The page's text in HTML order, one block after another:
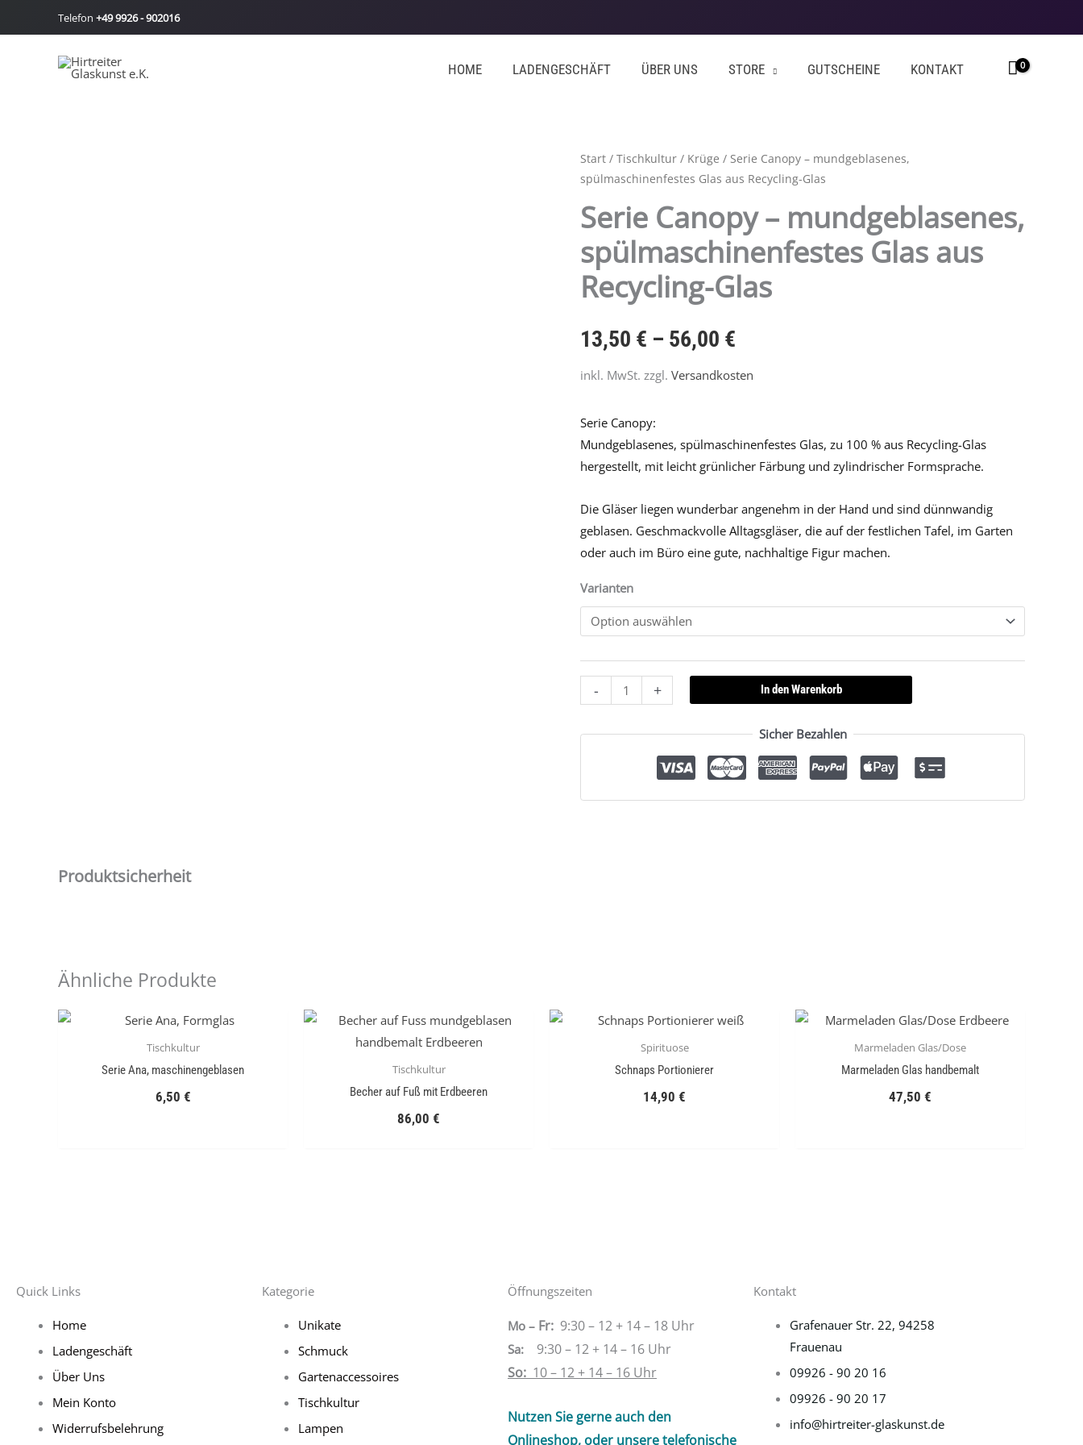
Inhalt
Telefon +49 9926 - 902016
HOME LADENGESCHÄFT ÜBER UNS STORE GUTSCHEINE KONTAKT
Start / Tischkultur / Krüge / Serie Canopy – mundgeblasenes,
spülmaschinenfestes Glas aus Recycling-Glas
Serie Canopy – mundgeblasenes,
spülmaschinenfestes Glas aus
Recycling-Glas
13,50 € – 56,00 €
inkl. MwSt. zzgl. Versandkosten
Serie Canopy:
Mundgeblasenes, spülmaschinenfestes Glas, zu 100 % aus Recycling-Glas
hergestellt, mit leicht grünlicher Färbung und zylindrischer Formsprache.
Die Gläser liegen wunderbar angenehm in der Hand und sind dünnwandig
geblasen. Geschmackvolle Alltagsgläser, die auf der festlichen Tafel, im Garten
oder auch im Büro eine gute, nachhaltige Figur machen.
Varianten
-
Serie
Canopy
mundgeblasenes,
spülmaschinenfestes
Glas
aus
Glas
Menge
+ In den Warenkorb
Sicher Bezahlen
Produktsicherheit
Ähnliche Produkte
Tischkultur
Serie Ana, maschinengeblasen
6,50 €
Tischkultur
Becher auf Fuß mit Erdbeeren
86,00 €
Spirituose
Schnaps Portionierer
14,90 €
Marmeladen Glas/Dose
Marmeladen Glas handbemalt
47,50 €
Quick Links
Home
Ladengeschäft
Über Uns
Mein Konto
Widerrufsbelehrung
Kategorie
Unikate
Schmuck
Gartenaccessoires
Tischkultur
Lampen
Öffnungszeiten
Mo – Fr: 9:30 – 12 + 14 – 18 Uhr
Sa: 9:30 – 12 + 14 – 16 Uhr
So: 10 – 12 + 14 – 16 Uhr
Nutzen Sie gerne auch den
Onlineshop, oder unsere telefonische
Kontakt
Grafenauer Str. 22, 94258
Frauenau
09926 - 90 20 16
09926 - 90 20 17
info@hirtreiter-glaskunst.de